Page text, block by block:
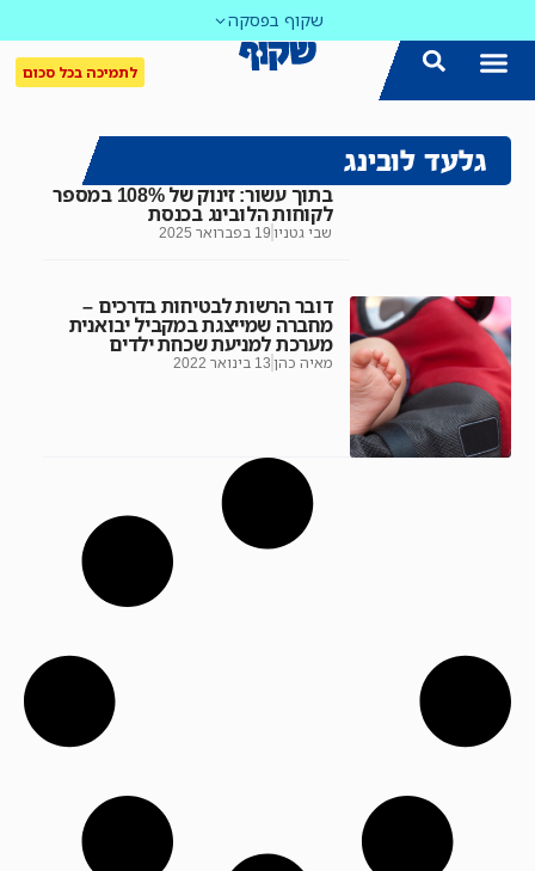
שקוף בפסקה
לתמיכה בכל סכום
גלעד לובינג
בתוך עשור: זינוק של 108% במספר
לקוחות הלובינג בכנסת
שבי גטניו 19 בפברואר 2025
דובר הרשות לבטיחות בדרכים –
מחברה שמייצגת במקביל יבואנית
מערכת למניעת שכחת ילדים
מאיה כהן 13 בינואר 2022